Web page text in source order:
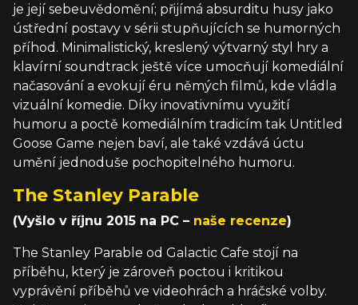
je její sebeuvědomění; přijímá absurditu husy jako
ústřední postavy v sérii stupňujících se humorných
příhod. Minimalistický, kreslený výtvarný styl hry a
klavírní soundtrack ještě více umocňují komediální
načasování a evokují éru němých filmů, kde vládla
vizuální komedie. Díky inovativnímu využití
humoru a poctě komediálním tradicím tak Untitled
Goose Game nejen baví, ale také vzdává úctu
umění jednoduše pochopitelného humoru.
The Stanley Parable
(Vyšlo v říjnu 2015 na PC – naše recenze)
The Stanley Parable od Galactic Cafe stojí na
příběhu, který je zároveň poctou i kritikou
vyprávění příběhů ve videohrách a hráčské volby.